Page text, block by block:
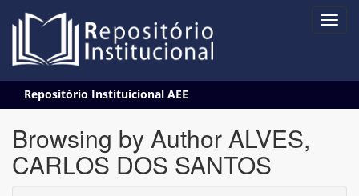
navigation
Repositório Instituicional AEE
Browsing by Author ALVES,
CARLOS DOS SANTOS